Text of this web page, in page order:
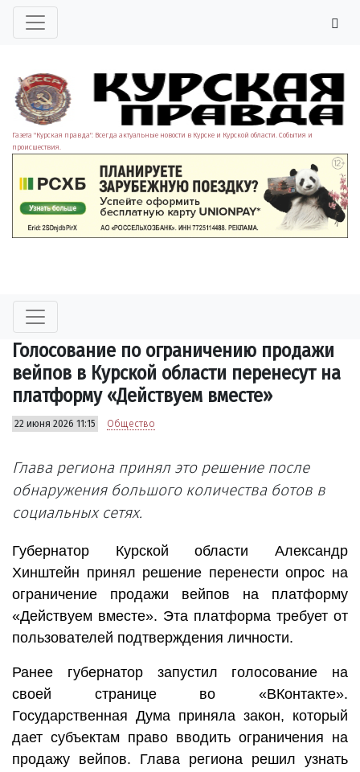
Газета "Курская правда". Всегда актуальные новости в Курске и Курской области. События и
происшествия.
Голосование по ограничению продажи
вейпов в Курской области перенесут на
платформу «Действуем вместе»
22 июня 2026 11:15 Общество
Глава региона принял это решение после
обнаружения большого количества ботов в
социальных сетях.
Губернатор Курской области Александр
Хинштейн принял решение перенести опрос на
ограничение продажи вейпов на платформу
«Действуем вместе». Эта платформа требует от
пользователей подтверждения личности.
Ранее губернатор запустил голосование на
своей странице во «ВКонтакте».
Государственная Дума приняла закон, который
дает субъектам право вводить ограничения на
продажу вейпов. Глава региона решил узнать